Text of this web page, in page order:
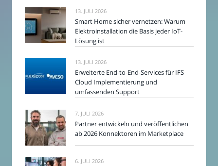
13. JULI 2026
Smart Home sicher vernetzen: Warum
Elektroinstallation die Basis jeder IoT-
Lösung ist
13. JULI 2026
Erweiterte End-to-End-Services für IFS
Cloud Implementierung und
umfassenden Support
7. JULI 2026
Partner entwickeln und veröffentlichen
ab 2026 Konnektoren im Marketplace
6. JULI 2026